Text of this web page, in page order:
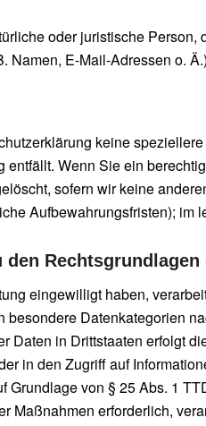
oder juristische
Namen, E-Mail-Adressen o.
keine
entfällt. Wenn Sie ein
sofern wir keine
Aufbewahrungsfristen);
den
eingewilligt haben,
besondere Datenkategorien
Daten in Drittstaaten erfolgt
in den Zugriff auf
Grundlage von § 25 Abs. 1
Maßnahmen erforderlich,